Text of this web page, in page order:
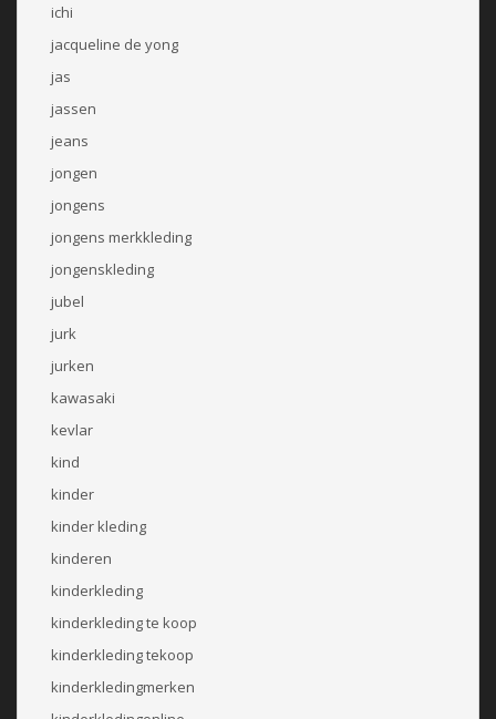
ichi
jacqueline de yong
jas
jassen
jeans
jongen
jongens
jongens merkkleding
jongenskleding
jubel
jurk
jurken
kawasaki
kevlar
kind
kinder
kinder kleding
kinderen
kinderkleding
kinderkleding te koop
kinderkleding tekoop
kinderkledingmerken